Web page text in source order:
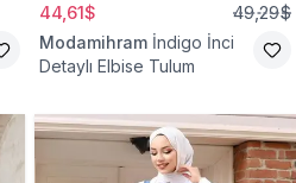
44,61$ 49,29$
Modamihram İndigo İnci
Detaylı Elbise Tulum